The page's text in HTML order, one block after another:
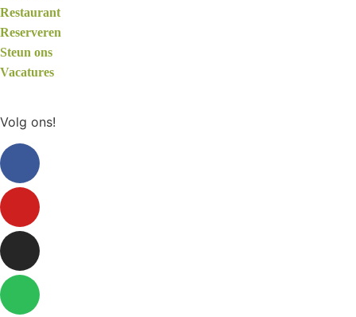
Restaurant
Reserveren
Steun ons
Vacatures
Volg ons!